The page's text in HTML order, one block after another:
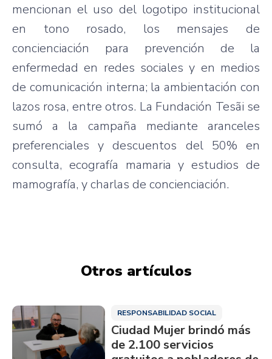
mencionan el uso del logotipo institucional
en tono rosado, los mensajes de
concienciación para prevención de la
enfermedad en redes sociales y en medios
de comunicación interna; la ambientación con
lazos rosa, entre otros. La Fundación Tesãi se
sumó a la campaña mediante aranceles
preferenciales y descuentos del 50% en
consulta, ecografía mamaria y estudios de
mamografía, y charlas de concienciación.
Otros artículos
RESPONSABILIDAD SOCIAL
Ciudad Mujer brindó más
de 2.100 servicios